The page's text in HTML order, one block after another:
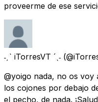
proveerme de ese
˗ˏˋ iTorresVT ´ˎ˗
@yoigo nada, no os
los cojones por debajo
el pecho, de nada.